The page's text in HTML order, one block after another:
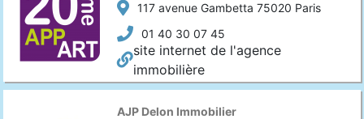
117 avenue Gambetta 75020 Paris
01 40 30 07 45
site internet de l'agence
immobilière
AJP Delon Immobilier